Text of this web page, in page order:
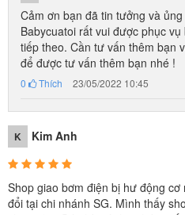
Cảm ơn bạn đã tin tưởng và
Babycuatoi rất vui được phục
tiếp theo. Cần tư vấn thêm bạn
để được tư vấn thêm bạn nhé !
0 Thích 23/05/2022 10:45
K Kim Anh
Shop giao bơm điện bị hư động
đổi tại chi nhánh SG. Mình thấy